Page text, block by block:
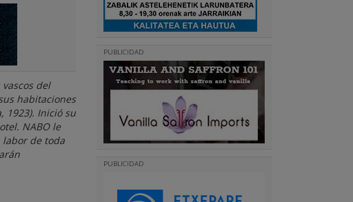
del
habitaciones
1923). Inició su
NABO le
labor de toda
PUBLICIDAD
PUBLICIDAD